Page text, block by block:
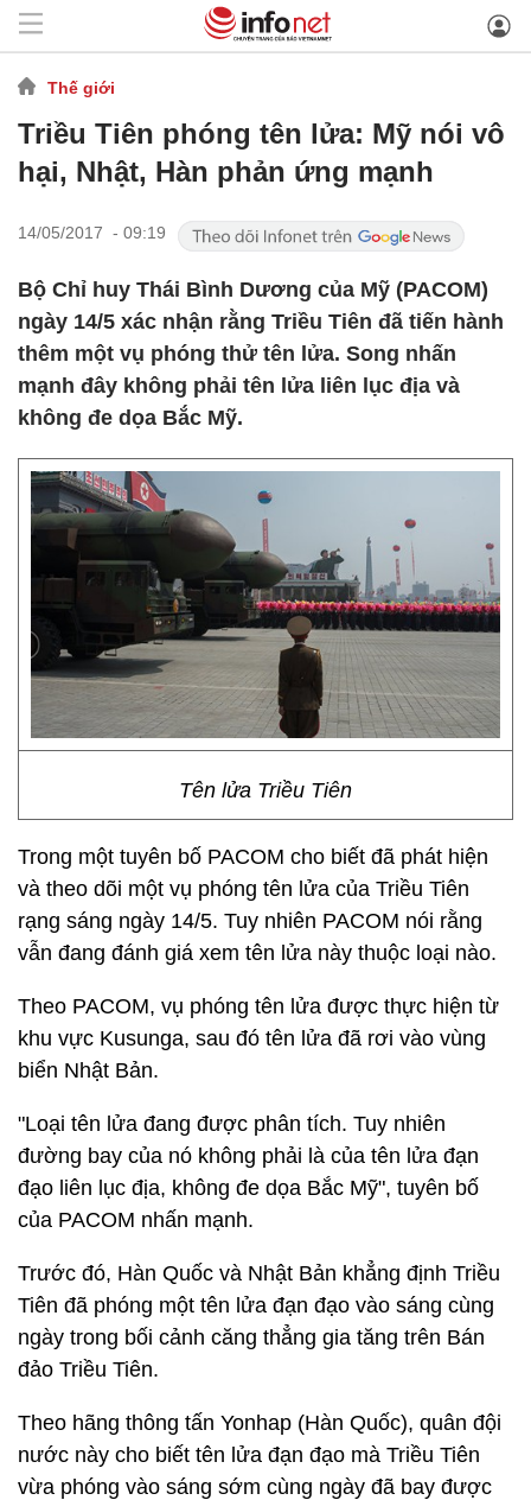
Thế giới
Triều Tiên phóng tên lửa: Mỹ nói vô
hại, Nhật, Hàn phản ứng mạnh
14/05/2017 - 09:19
Bộ Chỉ huy Thái Bình Dương của Mỹ (PACOM)
ngày 14/5 xác nhận rằng Triều Tiên đã tiến hành
thêm một vụ phóng thử tên lửa. Song nhấn
mạnh đây không phải tên lửa liên lục địa và
không đe dọa Bắc Mỹ.
Tên lửa Triều Tiên
Trong một tuyên bố PACOM cho biết đã phát hiện
và theo dõi một vụ phóng tên lửa của Triều Tiên
rạng sáng ngày 14/5. Tuy nhiên PACOM nói rằng
vẫn đang đánh giá xem tên lửa này thuộc loại nào.
Theo PACOM, vụ phóng tên lửa được thực hiện từ
khu vực Kusunga, sau đó tên lửa đã rơi vào vùng
biển Nhật Bản.
"Loại tên lửa đang được phân tích. Tuy nhiên
đường bay của nó không phải là của tên lửa đạn
đạo liên lục địa, không đe dọa Bắc Mỹ", tuyên bố
của PACOM nhấn mạnh.
Trước đó, Hàn Quốc và Nhật Bản khẳng định Triều
Tiên đã phóng một tên lửa đạn đạo vào sáng cùng
ngày trong bối cảnh căng thẳng gia tăng trên Bán
đảo Triều Tiên.
Theo hãng thông tấn Yonhap (Hàn Quốc), quân đội
nước này cho biết tên lửa đạn đạo mà Triều Tiên
vừa phóng vào sáng sớm cùng ngày đã bay được